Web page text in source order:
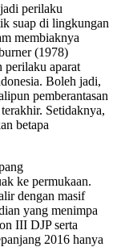
perilaku
suap di lingkungan
membiaknya
(1978)
perilaku aparat
Boleh jadi,
pemberantasan
Setidaknya,
betapa
ke permukaan.
dengan masif
yang menimpa
III DJP serta
2016 hanya